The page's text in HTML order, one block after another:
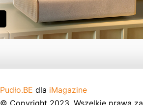
Pudło.BE dla iMagazine
© Copyright 2023. Wszelkie prawa